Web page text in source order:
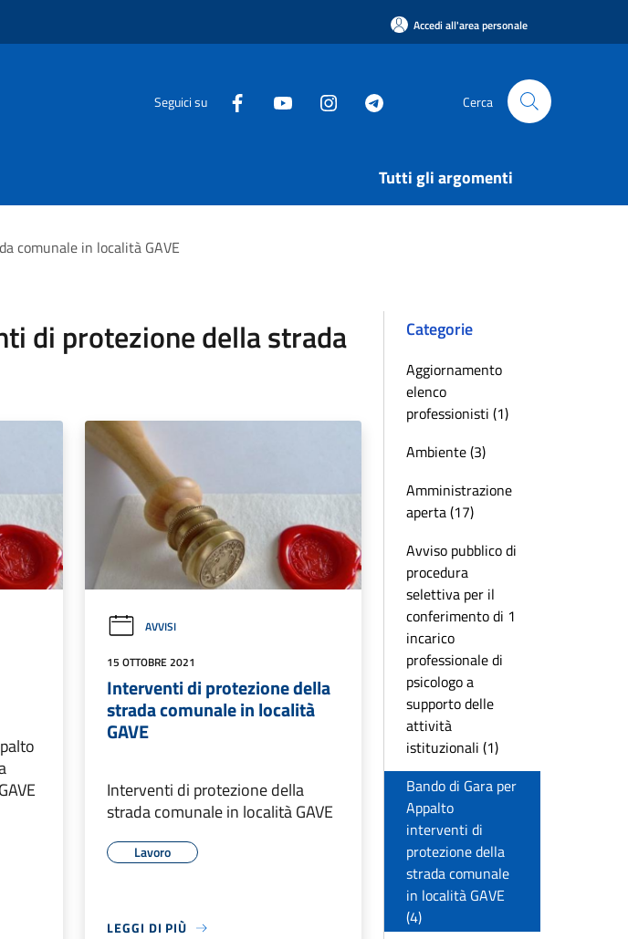
Accedi all'area personale
Seguici su Cerca
Tutti gli argomenti
comunale in località GAVE
di protezione della strada
AVVISI
15 OTTOBRE 2021
Interventi di protezione della
strada comunale in località
GAVE
Interventi di protezione della
strada comunale in località GAVE
Lavoro
LEGGI DI PIÙ
Categorie
Aggiornamento
elenco
professionisti (1)
Ambiente (3)
Amministrazione
aperta (17)
Avviso pubblico di
procedura
selettiva per il
conferimento di 1
incarico
professionale di
psicologo a
supporto delle
attività
istituzionali (1)
Bando di Gara per
Appalto
interventi di
protezione della
strada comunale
in località GAVE
(4)